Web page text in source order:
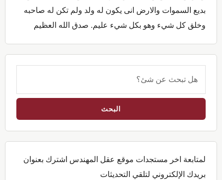
بديع السموات والارض انى يكون له ولد ولم تكن له صاحبه
وخلق كل شيء وهو بكل شيء عليم. صدق الله العظيم
تبحث
عن
لمتابعة اخر مستجدات موقع عقل المهندس اشترك بعنوان
بريدك الإلكتروني لتلقي التحديثات